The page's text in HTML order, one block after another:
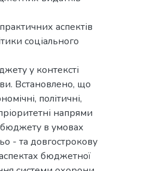
аспектів
соціального
у контексті
Встановлено, що
політичні,
напрями
бюджету в умовах
- та довгострокову
бюджетної